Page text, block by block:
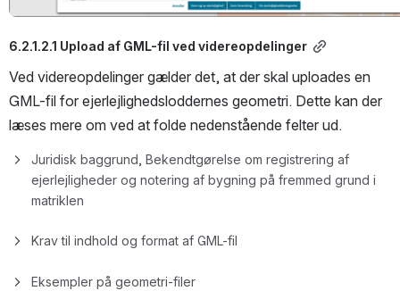
6.2.1.2.1 Upload af GML-fil ved videreopdelinger
Ved videreopdelinger gælder det, at der skal uploades en
GML-fil for ejerlejlighedsloddernes geometri. Dette kan der
læses mere om ved at folde nedenstående felter ud.
Juridisk baggrund, Bekendtgørelse om registrering af
ejerlejligheder og notering af bygning på fremmed grund i
matriklen
Krav til indhold og format af GML-fil
Eksempler på geometri-filer